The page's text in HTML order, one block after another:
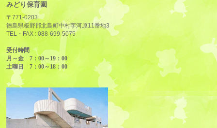
みどり保育園
〒771-0203
徳島県板野郡北島町中村字河原11番地3
TEL・FAX :088-699-5075
受付時間
月～金 7：00～19：00
土曜日 7：00～18：00